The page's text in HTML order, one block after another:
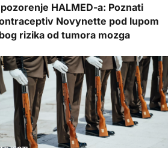
HALMED-a: Poznati
Novynette pod lupom
rizika od tumora mozga